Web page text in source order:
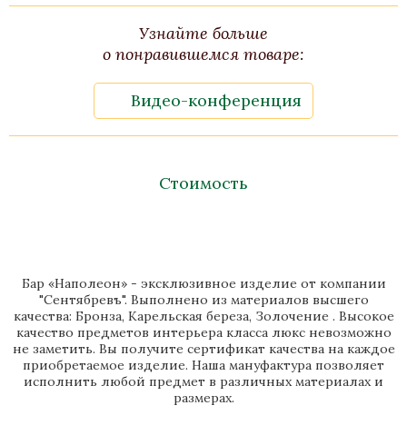
Узнайте больше
о понравившемся товаре:
Видео-конференция
Стоимость
Бар «Наполеон» - эксклюзивное изделие от компании
"Сентябревъ". Выполнено из материалов высшего
качества: Бронза, Карельская береза, Золочение . Высокое
качество предметов интерьера класса люкс невозможно
не заметить. Вы получите сертификат качества на каждое
приобретаемое изделие. Наша мануфактура позволяет
исполнить любой предмет в различных материалах и
размерах.